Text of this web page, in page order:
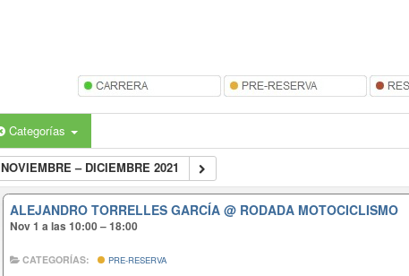
Categorías
NOVIEMBRE – DICIEMBRE 2021
ALEJANDRO TORRELLES GARCÍA@ RODADA MOTOCICLISMO
Nov 1 a las 10:00 – 18:00
CATEGORÍAS: PRE-RESERVA